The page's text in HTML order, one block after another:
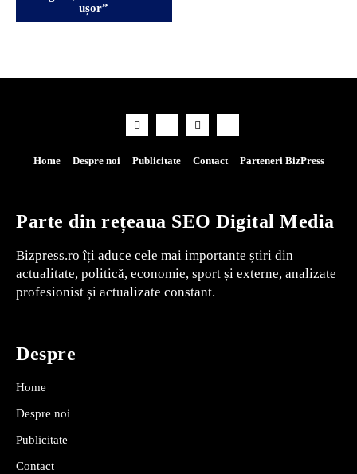
ușor”
Home Despre noi Publicitate Contact Parteneri BizPress
Parte din rețeaua SEO Digital Media
Bizpress.ro îți aduce cele mai importante știri din
actualitate, politică, economie, sport și externe, analizate
profesionist și actualizate constant.
Despre
Home
Despre noi
Publicitate
Contact